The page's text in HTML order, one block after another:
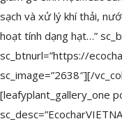
sạch và xử lý khí thải,
hoạt tính dạng hạt…”
sc_btnurl=”https://
sc_image=”2638″][/
[leafyplant_gallery_one